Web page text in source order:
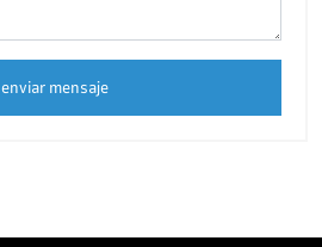
enviar mensaje